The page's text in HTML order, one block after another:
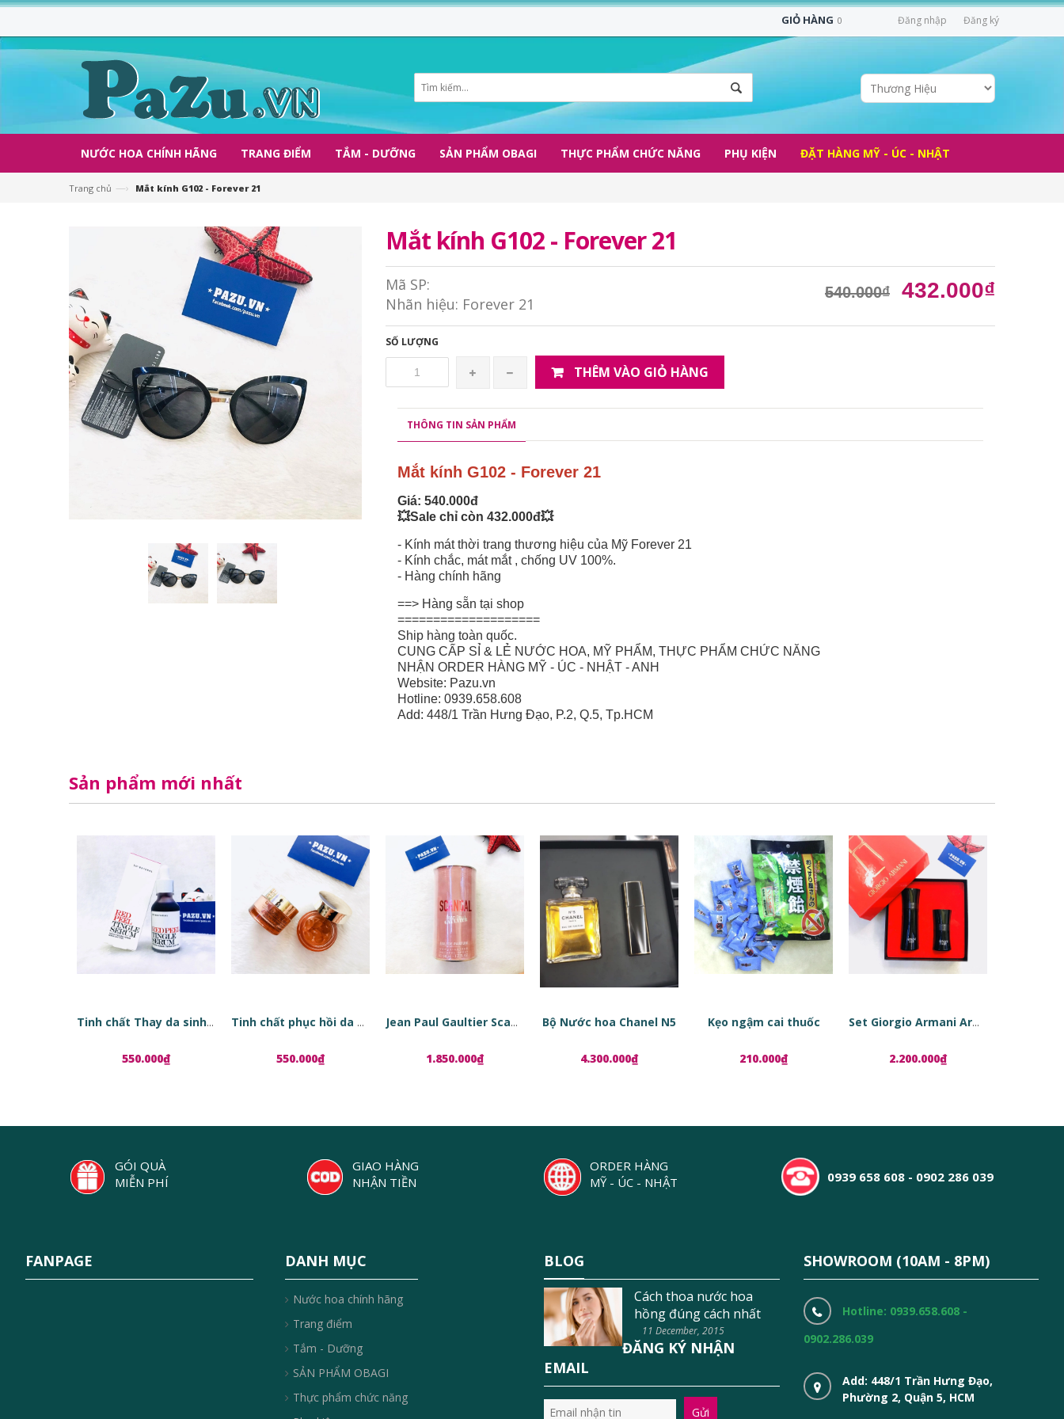
Đăng nhập Đăng ký
GIỎ HÀNG 0
NƯỚC HOA CHÍNH HÃNG TRANG ĐIỂM TẮM - DƯỠNG SẢN PHẨM OBAGI THỰC PHẨM CHỨC NĂNG PHỤ KIỆN ĐẶT HÀNG MỸ - ÚC - NHẬT
Trang chủ —› Mắt kính G102 - Forever 21
Mắt kính G102 - Forever 21
Mã SP:
Nhãn hiệu: Forever 21
540.000₫ 432.000₫
SỐ LƯỢNG
THÊM VÀO GIỎ HÀNG
THÔNG TIN SẢN PHẨM
Mắt kính G102 - Forever 21
Giá: 540.000đ
💥Sale chỉ còn 432.000đ💥
- Kính mát thời trang thương hiệu của Mỹ Forever 21
- Kính chắc, mát mắt , chống UV 100%.
- Hàng chính hãng
==> Hàng sẵn tại shop
====================
Ship hàng toàn quốc.
CUNG CẤP SỈ & LẺ NƯỚC HOA, MỸ PHẨM, THỰC PHẨM CHỨC NĂNG
NHẬN ORDER HÀNG MỸ - ÚC - NHẬT - ANH
Website: Pazu.vn
Hotline: 0939.658.608
Add: 448/1 Trần Hưng Đạo, P.2, Q.5, Tp.HCM
Sản phẩm mới nhất
Tinh chất Thay da sinh học Red Peel Tingle Serum
550.000₫
Tinh chất phục hồi da dạng viên nang Estée Lauder Advanced Night Repair Ampoules
550.000₫
Jean Paul Gaultier Scandal EDP
1.850.000₫
Bộ Nước hoa Chanel N5
4.300.000₫
Kẹo ngậm cai thuốc
210.000₫
Set Giorgio Armani Armani Code
2.200.000₫
GÓI QUÀ
MIỄN PHÍ
GIAO HÀNG
NHẬN TIỀN
ORDER HÀNG
MỸ - ÚC - NHẬT
0939 658 608 - 0902 286 039
FANPAGE DANH MỤC
Nước hoa chính hãng
Trang điểm
Tắm - Dưỡng
SẢN PHẨM OBAGI
Thực phẩm chức năng
BLOG
Cách thoa nước hoa
hồng đúng cách nhất
11 December, 2015
ĐĂNG KÝ NHẬN
EMAIL
Gửi
SHOWROOM (10AM - 8PM)
Hotline: 0939.658.608 -
0902.286.039
Add: 448/1 Trần Hưng Đạo,
Phường 2, Quận 5, HCM